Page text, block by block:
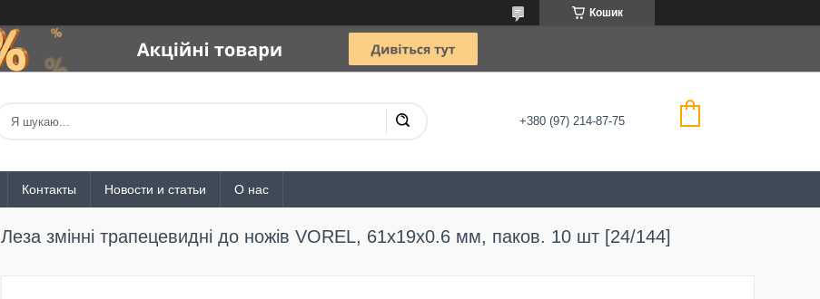
Кошик
+380 (97) 214-87-75
Контакты Новости и статьи О нас
Леза змінні трапецевидні до ножів VOREL, 61x19x0.6 мм, паков. 10 шт [24/144]